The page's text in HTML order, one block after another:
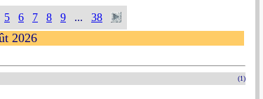
5 6 7 8 9 ... 38
2026
(1)